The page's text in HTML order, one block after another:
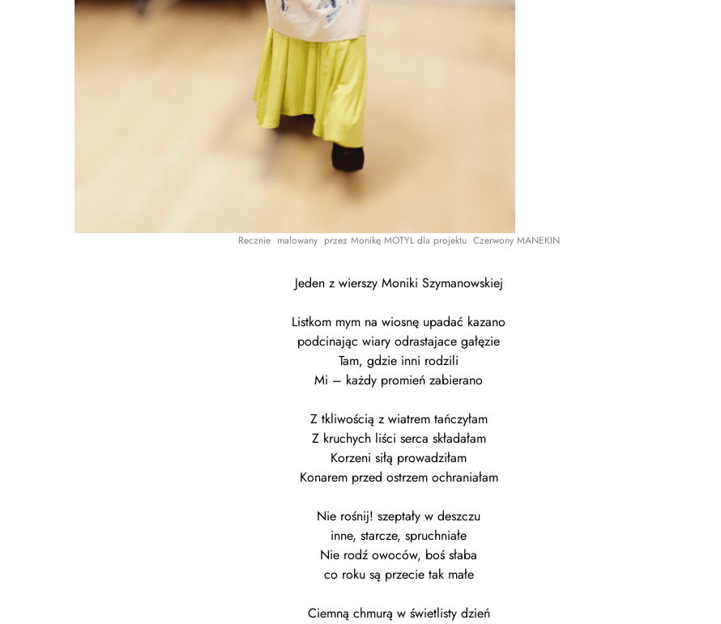
Recznie malowany przez Monikę MOTYL dla projektu Czerwony MANEKIN
Jeden z wierszy Moniki Szymanowskiej
Listkom mym na wiosnę upadać kazano
podcinając wiary odrastajace gałęzie
Tam, gdzie inni rodzili
Mi – każdy promień zabierano
Z tkliwością z wiatrem tańczyłam
Z kruchych liści serca składałam
Korzeni siłą prowadziłam
Konarem przed ostrzem ochraniałam
Nie rośnij! szeptały w deszczu
inne, starcze, spruchniałe
Nie rodź owoców, boś słaba
co roku są przecie tak małe
Ciemną chmurą w świetlisty dzień